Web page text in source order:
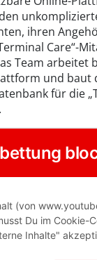
ihren
Care“-
Team arbeitet
und baut
für die